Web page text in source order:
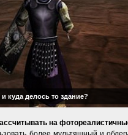
и куда делось то здание?
на